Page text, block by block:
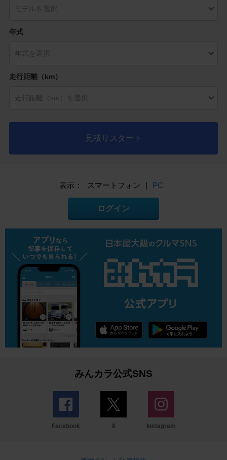
年式
走行距離（km）
見積りスタート
表示： スマートフォン PC
ログイン
みんカラ公式SNS
Facebook X Instagram